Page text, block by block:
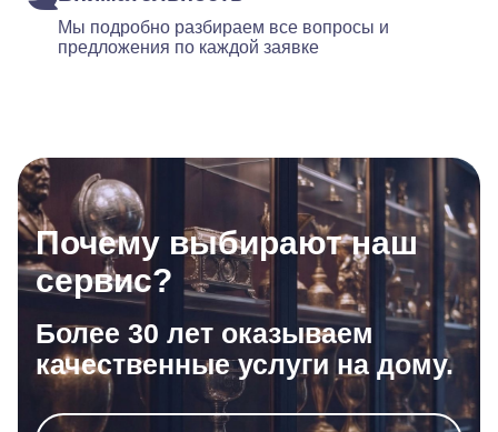
Мы подробно разбираем все вопросы и
предложения по каждой заявке
Почему выбирают наш
сервис?
Более 30 лет оказываем
качественные услуги на дому.